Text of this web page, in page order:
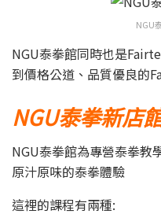
NGU
NGU泰拳館同時也是
到價格公道、品質優良的
NGU泰拳新店
NGU泰拳館為專營泰拳教
原汁原味的泰拳體驗
這裡的課程有兩種: